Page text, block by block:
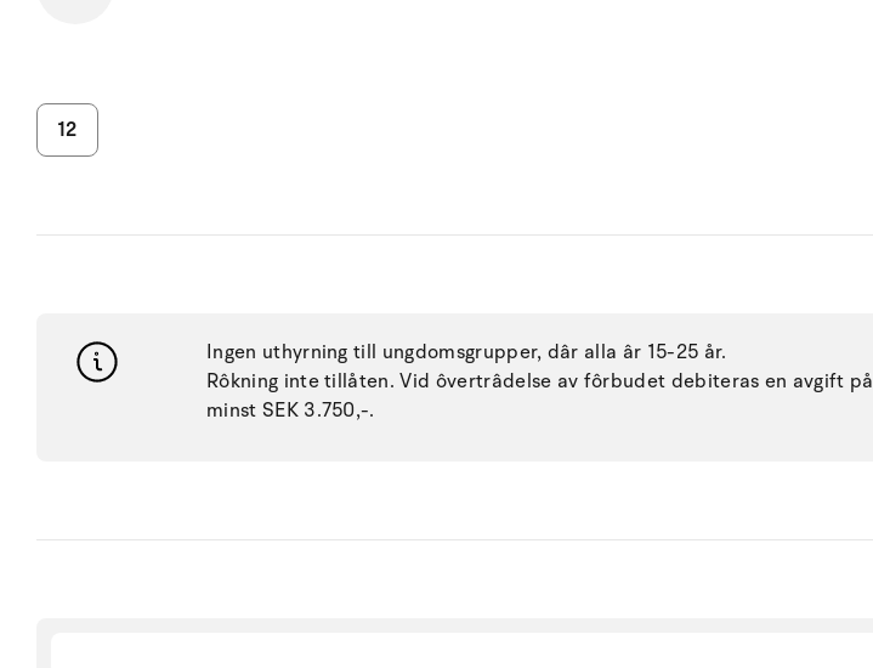
12
Ingen uthyrning till ungdomsgrupper, dâr alla âr 15-25 år.
Rôkning inte tillåten. Vid ôvertrâdelse av fôrbudet debiteras en avgift på
minst SEK 3.750,-.